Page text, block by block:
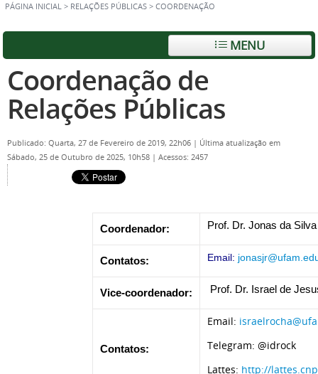
PÁGINA INICIAL > RELAÇÕES PÚBLICAS > COORDENAÇÃO
MENU
Coordenação de
Relações Públicas
Publicado: Quarta, 27 de Fevereiro de 2019, 22h06 | Última atualização em
Sábado, 25 de Outubro de 2025, 10h58 | Acessos: 2457
Coordenador: Prof. Dr. Jonas da
Contatos: Email:
Vice-coordenador: Prof. Dr. Israel de
Contatos:
Email:
Telegram: @idrock
Lattes: http://